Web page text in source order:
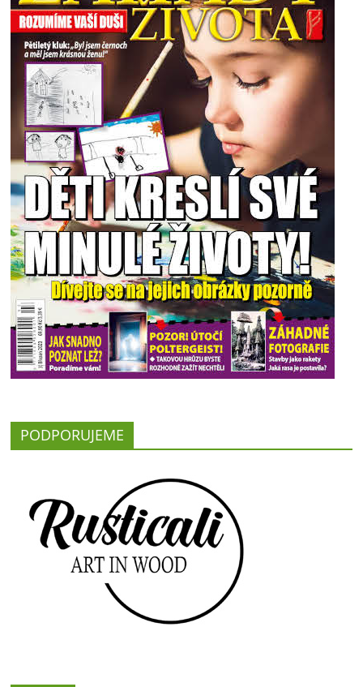
PODPORUJEME